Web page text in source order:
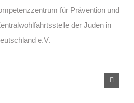
für Prävention und
der Juden in
e.V.